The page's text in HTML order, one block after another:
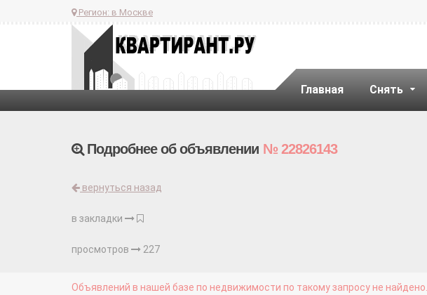
Регион: в Москве
Главная Снять
Подробнее об объявлении № 22826143
вернуться назад
в закладки
просмотров 227
Объявлений в нашей базе по недвижимости по такому запросу не найдено...